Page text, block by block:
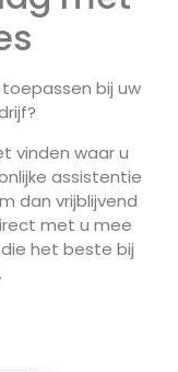
toepassen bij uw
vinden waar u
assistentie
dan vrijblijvend
met u mee
het beste bij